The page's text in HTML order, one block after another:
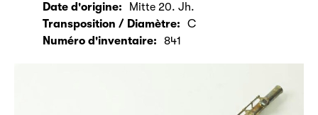
Date d'origine:
Mitte 20. Jh.
Transposition / Diamètre:
C
Numéro d'inventaire:
841